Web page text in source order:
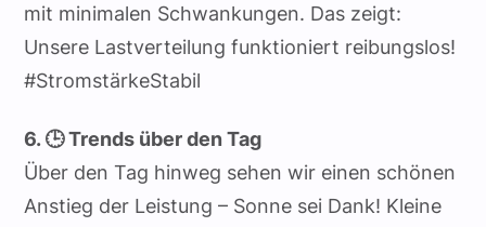
mit minimalen Schwankungen. Das zeigt:
Unsere Lastverteilung funktioniert reibungslos!
#StromstärkeStabil
6. 🕒 Trends über den Tag
Über den Tag hinweg sehen wir einen schönen
Anstieg der Leistung – Sonne sei Dank! Kleine